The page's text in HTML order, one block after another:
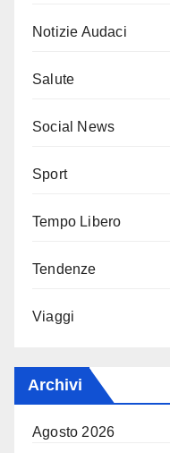
Notizie Audaci
Salute
Social News
Sport
Tempo Libero
Tendenze
Viaggi
Archivi
Agosto 2026